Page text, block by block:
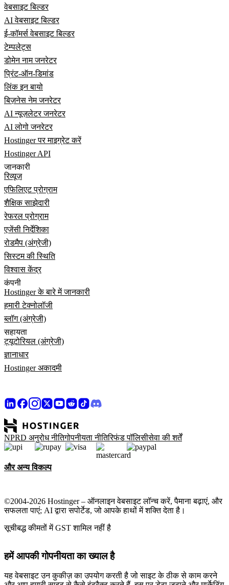
वेबसाइट बिल्डर
AI वेबसाइट बिल्डर
ई-कॉमर्स वेबसाइट बिल्डर
टेम्पलेट्स
डोमेन नाम जनरेटर
प्रिंट-ऑन-डिमांड
लिंक इन बायो
बिज़नेस नेम जनरेटर
AI न्यूज़लेटर जनरेटर
AI लोगो जनरेटर
Hostinger पर माइग्रेट करें
Hostinger API
जानकारी
रिव्यूज़
एफिलिएट प्रोग्राम
शैक्षिक साझेदारी
रेफरल प्रोग्राम
एजेंसी निर्देशिका
रोडमैप (अंग्रेजी)
सिस्टम की स्थिति
विश्वास केंद्र
कंपनी
Hostinger के बारे में जानकारी
हमारी टेक्नोलॉजी
ब्लॉग (अंग्रेजी)
सहायता
ट्यूटोरियल (अंग्रेजी)
ज्ञानाधार
Hostinger अकादमी
NPRD अनुरोध नीतिगोपनीयता नीतिरिफंड पॉलिसीसेवा की शर्तें
और अन्य विकल्प
©2004-2026 Hostinger – ऑनलाइन वेबसाइट लॉन्च करें, पैमाना बढ़ाएं, और
सफलता पाएं; AI द्वारा सपोर्टेड, जो आपके हाथों में शक्ति देता है।
सूचीबद्ध कीमतों में GST शामिल नहीं है
हमें आपकी गोपनीयता का ख्याल है
यह वेबसाइट उन कुकीज़ का उपयोग करती है जो साइट के ठीक से काम करने